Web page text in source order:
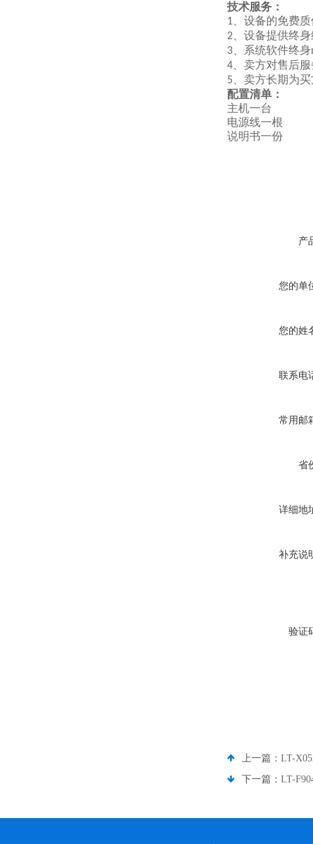
技术服务：
1 、设备的免费
2 、设备提供终
3 、系统软件终
4 、卖方对售后
5 、卖方长期为
配置清单：
主机一台
电源线一根
说明书一份
产
您的单
您的姓
联系电
常用邮
省
详细地
补充说
验证
上一篇： LT-
下一篇： LT-